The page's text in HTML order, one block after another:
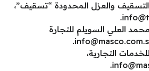
والعزل المحدودة “تسقيف”،
.
العلي السويلم للتجارة
.
التجارية،
.